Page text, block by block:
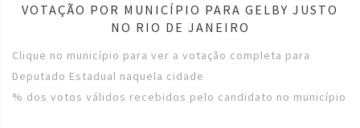
VOTAÇÃO POR MUNICÍPIO PARA GELBY JUSTO
NO RIO DE JANEIRO
Clique no município para ver a votação completa para
Deputado Estadual naquela cidade
% dos votos válidos recebidos pelo candidato no município